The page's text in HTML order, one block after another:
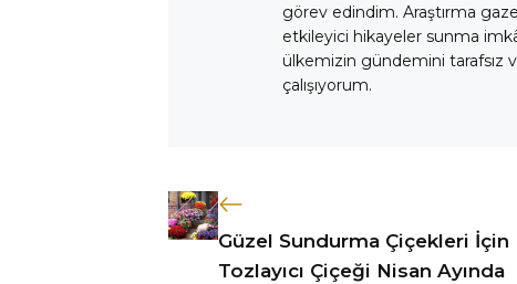
görev edindim. Araştırma
etkileyici hikayeler sunma
ülkemizin gündemini tarafsız
çalışıyorum.
Güzel Sundurma Çiçekleri İçin
Tozlayıcı Çiçeği Nisan Ayında